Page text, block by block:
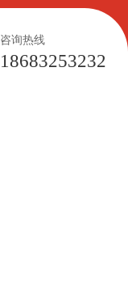
咨询热线
18683253232